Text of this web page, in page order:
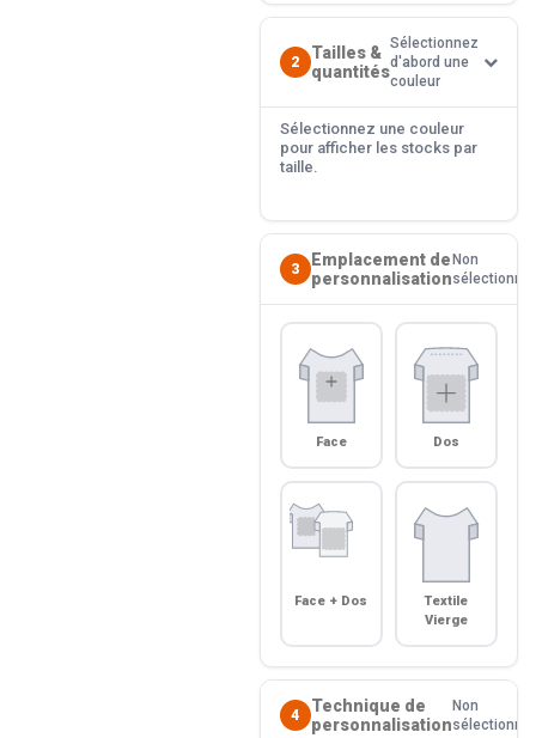
2
Tailles &
quantités
Sélectionnez
d'abord une
couleur
Sélectionnez une couleur
pour afficher les stocks par
taille.
3
Emplacement de
personnalisation
Non
sélectionné
Face Dos
Face + Dos
Textile
Vierge
4
Technique de
personnalisation
Non
sélectionné